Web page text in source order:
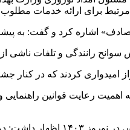
برای ارائه خدمات مطلوب
اشاره کرد و گفت: به
سوانح رانندگی و تلفات ناشی
کردند که در کنار
اهمیت رعایت قوانین